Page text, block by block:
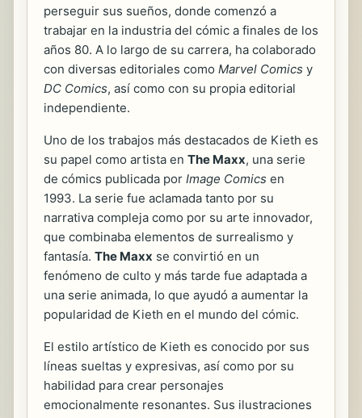
perseguir sus sueños, donde comenzó a
trabajar en la industria del cómic a finales de los
años 80. A lo largo de su carrera, ha colaborado
con diversas editoriales como Marvel Comics y
DC Comics, así como con su propia editorial
independiente.
Uno de los trabajos más destacados de Kieth es
su papel como artista en The Maxx, una serie
de cómics publicada por Image Comics en
1993. La serie fue aclamada tanto por su
narrativa compleja como por su arte innovador,
que combinaba elementos de surrealismo y
fantasía. The Maxx se convirtió en un
fenómeno de culto y más tarde fue adaptada a
una serie animada, lo que ayudó a aumentar la
popularidad de Kieth en el mundo del cómic.
El estilo artístico de Kieth es conocido por sus
líneas sueltas y expresivas, así como por su
habilidad para crear personajes
emocionalmente resonantes. Sus ilustraciones